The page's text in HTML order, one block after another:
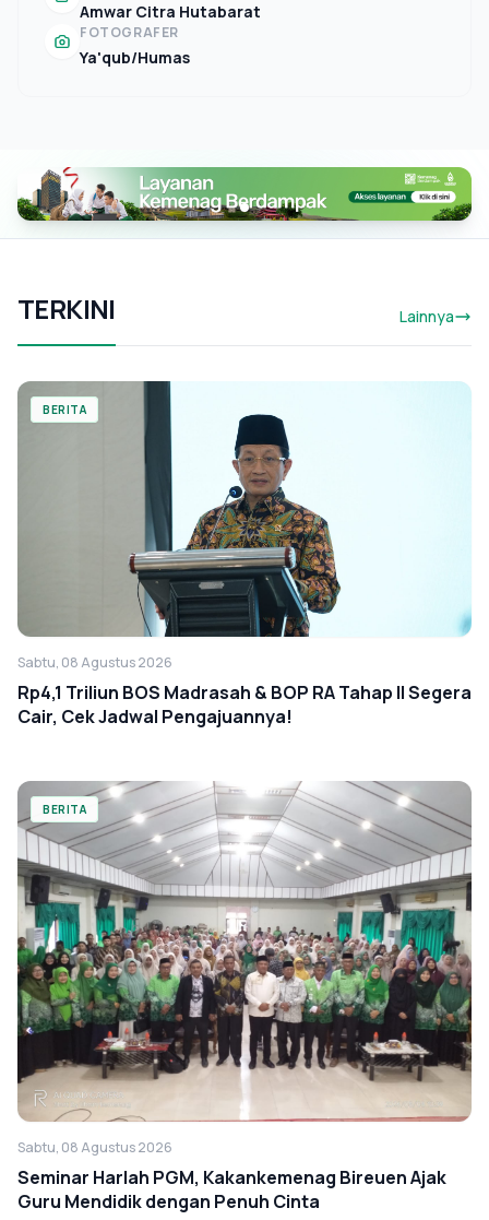
Amwar Citra Hutabarat
FOTOGRAFER
Ya'qub/Humas
TERKINI Lainnya
BERITA
Sabtu, 08 Agustus 2026
Rp4,1 Triliun BOS Madrasah & BOP RA Tahap II Segera
Cair, Cek Jadwal Pengajuannya!
BERITA
Sabtu, 08 Agustus 2026
Seminar Harlah PGM, Kakankemenag Bireuen Ajak
Guru Mendidik dengan Penuh Cinta